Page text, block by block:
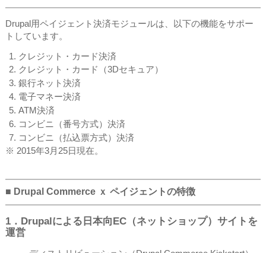
Drupal用ペイジェント決済モジュールは、以下の機能をサポー
トしています。
クレジット・カード決済
クレジット・カード（3Dセキュア）
銀行ネット決済
電子マネー決済
ATM決済
コンビニ（番号方式）決済
コンビニ（払込票方式）決済
※ 2015年3月25日現在。
■ Drupal Commerce ｘ ペイジェントの特徴
1．Drupalによる日本向EC （ネットショップ） サイトを
運営